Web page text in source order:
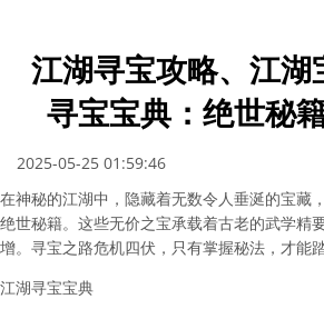
江湖寻宝攻略、江湖
寻宝宝典：绝世秘
2025-05-25 01:59:46
在神秘的江湖中，隐藏着无数令人垂涎的宝藏
绝世秘籍。这些无价之宝承载着古老的武学精
增。寻宝之路危机四伏，只有掌握秘法，才能
江湖寻宝宝典